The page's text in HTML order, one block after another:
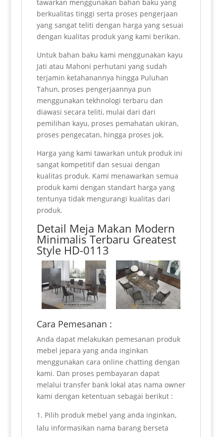
tawarkan menggunakan bahan baku yang
berkualitas tinggi serta proses pengerjaan
yang sangat teliti dengan harga yang sesuai
dengan kualitas produk yang kami berikan.
Untuk bahan baku kami menggunakan kayu
Jati atau Mahoni perhutani yang sudah
terjamin ketahanannya hingga Puluhan
Tahun, proses pengerjaannya pun
menggunakan tekhnologi terbaru dan
diawasi secara teliti, mulai dari dari
pemilihan kayu, proses pemahatan ukiran,
proses pengecatan, hingga proses jok.
Harga yang kami tawarkan untuk produk ini
sangat kompetitif dan sesuai dengan
kualitas produk. Kami menawarkan semua
produk kami dengan standart harga yang
tentunya tidak mengurangi kualitas dari
produk.
Detail Meja Makan Modern
Minimalis Terbaru Greatest
Style HD-0113
Cara Pemesanan :
Anda dapat melakukan pemesanan produk
mebel jepara yang anda inginkan
menggunakan cara online chatting dengan
kami. Dan proses pembayaran dapat
melalui transfer bank lokal atas nama owner
kami dengan ketentuan sebagai berikut :
Pilih produk mebel yang anda inginkan,
lalu informasikan nama barang berseta